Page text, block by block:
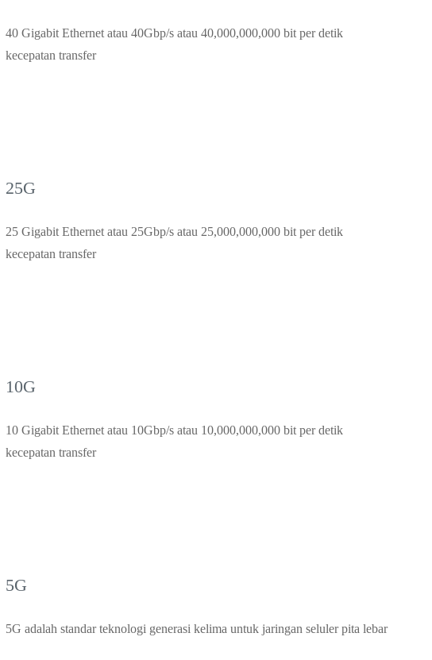
40 Gigabit Ethernet atau 40Gbp/s atau 40,000,000,000 bit per detik
kecepatan transfer
25G
25 Gigabit Ethernet atau 25Gbp/s atau 25,000,000,000 bit per detik
kecepatan transfer
10G
10 Gigabit Ethernet atau 10Gbp/s atau 10,000,000,000 bit per detik
kecepatan transfer
5G
5G adalah standar teknologi generasi kelima untuk jaringan seluler pita lebar